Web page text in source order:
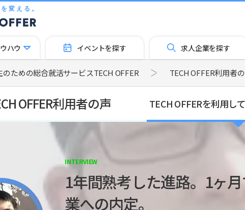
変える。
ハウ イベントを探す 求人企業を探す
のための総合就活サービスTECH OFFER TECH OFFER利用者
OFFER利用者の声 TECH OFFERを利用し
INTERVIEW
1年間熟考した進路。1ヶ
業への内定。